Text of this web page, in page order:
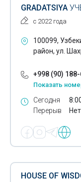
Обучение 1С
Курсы
Английский язык
Английский язык
Английский язык
Индивидуальное
Интенсивные
История для
GRADATSIYA
с 2022 года
100099,
район, ул.
+998 (90)
Показать
Сегодня
Перерыв
HOUSE OF